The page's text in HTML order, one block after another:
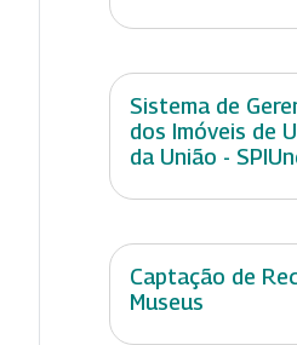
Sistema de
dos Imóveis de
da União -
Captação de
Museus